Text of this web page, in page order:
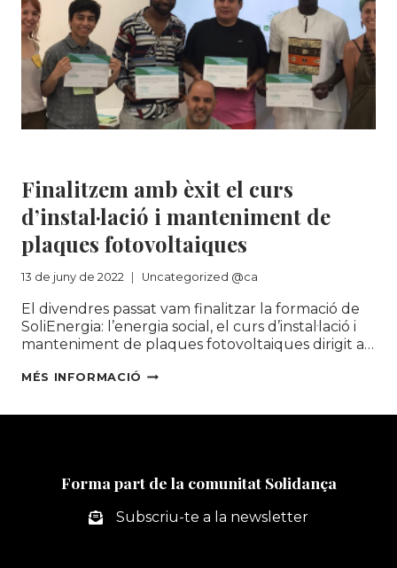
Finalitzem amb èxit el curs
d’instal·lació i manteniment de
plaques fotovoltaiques
13 de juny de 2022 Uncategorized @ca
El divendres passat vam finalitzar la formació de
SoliEnergia: l’energia social, el curs d’instal·lació i
manteniment de plaques fotovoltaiques dirigit a…
MÉS INFORMACIÓ FINALITZEM
I
DE
Forma part de la comunitat Solidança
Subscriu-te a la newsletter